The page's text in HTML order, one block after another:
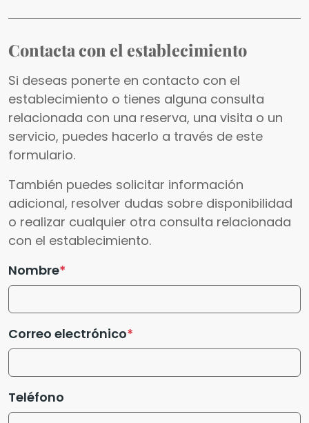
Contacta con el establecimiento
Si deseas ponerte en contacto con el
establecimiento o tienes alguna consulta
relacionada con una reserva, una visita o un
servicio, puedes hacerlo a través de este
formulario.
También puedes solicitar información
adicional, resolver dudas sobre disponibilidad
o realizar cualquier otra consulta relacionada
con el establecimiento.
Nombre
Correo electrónico
Teléfono